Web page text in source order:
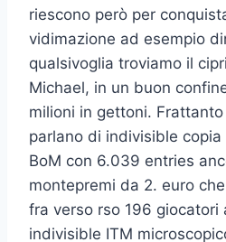
riescono però per
vidimazione ad esempio
qualsivoglia troviamo il
Michael, in un buon
milioni in gettoni.
parlano di indivisible
BoM con 6.039 entries
montepremi da 2. euro
fra verso rso 196 giocatori
indivisible ITM